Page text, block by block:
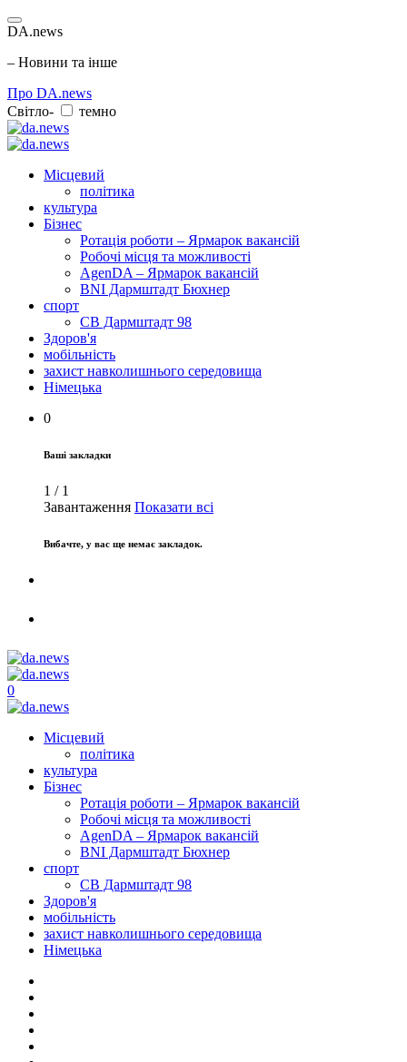
DA.news
– Новини та інше
Про DA.news
Світло-
темно
Місцевий
політика
культура
Бізнес
Ротація роботи – Ярмарок вакансій
Робочі місця та можливості
AgenDA – Ярмарок вакансій
BNI Дармштадт Бюхнер
спорт
СВ Дармштадт 98
Здоров'я
мобільність
захист навколишнього середовища
Німецька
0
Ваші закладки
1 / 1
Завантаження Показати всі
Вибачте, у вас ще немає закладок.
0
Місцевий
політика
культура
Бізнес
Ротація роботи – Ярмарок вакансій
Робочі місця та можливості
AgenDA – Ярмарок вакансій
BNI Дармштадт Бюхнер
спорт
СВ Дармштадт 98
Здоров'я
мобільність
захист навколишнього середовища
Німецька